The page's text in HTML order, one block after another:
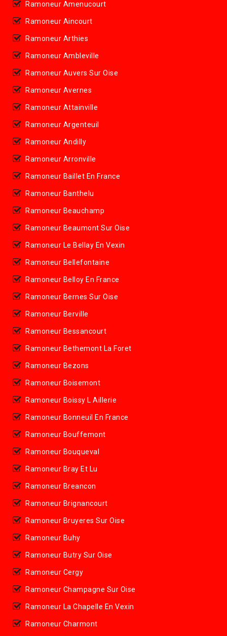
Ramoneur Amenucourt
Ramoneur Aincourt
Ramoneur Arthies
Ramoneur Ambleville
Ramoneur Auvers Sur Oise
Ramoneur Avernes
Ramoneur Attainville
Ramoneur Argenteuil
Ramoneur Andilly
Ramoneur Arronville
Ramoneur Baillet En France
Ramoneur Banthelu
Ramoneur Beauchamp
Ramoneur Beaumont Sur Oise
Ramoneur Le Bellay En Vexin
Ramoneur Bellefontaine
Ramoneur Belloy En France
Ramoneur Bernes Sur Oise
Ramoneur Berville
Ramoneur Bessancourt
Ramoneur Bethemont La Foret
Ramoneur Bezons
Ramoneur Boisemont
Ramoneur Boissy L Aillerie
Ramoneur Bonneuil En France
Ramoneur Bouffemont
Ramoneur Bouqueval
Ramoneur Bray Et Lu
Ramoneur Breancon
Ramoneur Brignancourt
Ramoneur Bruyeres Sur Oise
Ramoneur Buhy
Ramoneur Butry Sur Oise
Ramoneur Cergy
Ramoneur Champagne Sur Oise
Ramoneur La Chapelle En Vexin
Ramoneur Charmont